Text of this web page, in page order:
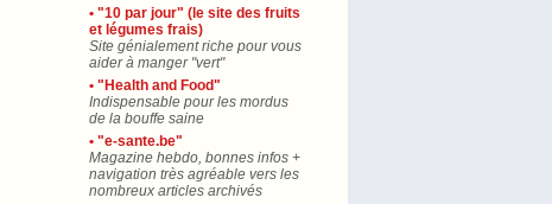
• "10 par jour" (le site des fruits
et légumes frais)
Site génialement riche pour vous
aider à manger "vert"
• "Health and Food"
Indispensable pour les mordus
de la bouffe saine
• "e-sante.be"
Magazine hebdo, bonnes infos +
navigation très agréable vers les
nombreux articles archivés